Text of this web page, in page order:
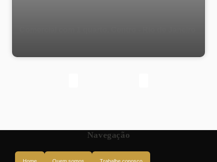
Navegação
Home Quem somos Trabalhe conosco